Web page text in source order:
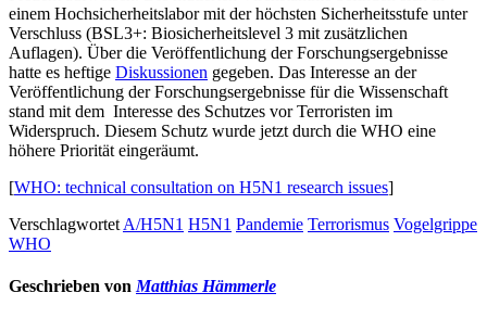
einem Hochsicherheitslabor mit der höchsten Sicherheitsstufe unter
Verschluss (BSL3+: Biosicherheitslevel 3 mit zusätzlichen
Auflagen). Über die Veröffentlichung der Forschungsergebnisse
hatte es heftige Diskussionen gegeben. Das Interesse an der
Veröffentlichung der Forschungsergebnisse für die Wissenschaft
stand mit dem Interesse des Schutzes vor Terroristen im
Widerspruch. Diesem Schutz wurde jetzt durch die WHO eine
höhere Priorität eingeräumt.
[WHO: technical consultation on H5N1 research issues]
Verschlagwortet A/H5N1 H5N1 Pandemie Terrorismus Vogelgrippe
WHO
Geschrieben von Matthias Hämmerle